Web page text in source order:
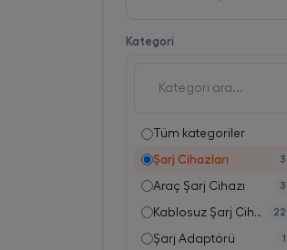
Kategori
Tüm kategoriler
Şarj Cihazları 3
Araç Şarj Cihazı 3
22
Şarj Adaptörü 1